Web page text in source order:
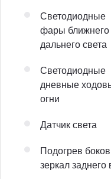
Светодиодные
фары ближнего
дальнего света
Светодиодные
дневные
огни
Датчик света
Подогрев
зеркал заднего